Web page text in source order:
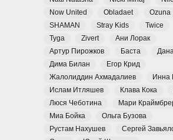
Now United
Obladaet
Ozuna
SHAMAN
Stray Kids Twice
Tyga
Zivert
Ани Лорак
Артур Пирожков
Баста
Дима Билан
Егор Крид
Жалолиддин Ахмадалиев
Инна
Ислам Итляшев
Клава Кока
Люся Чеботина
Мари
Миа Бойка
Ольга Бузова
Рустам Нахушев
Сергей